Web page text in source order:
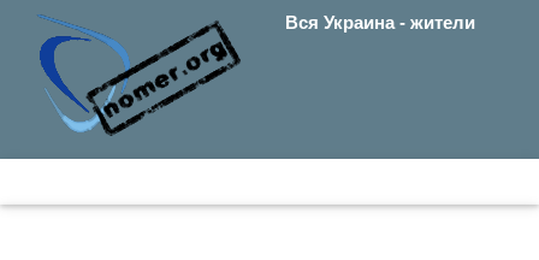
Вся Украина - жители